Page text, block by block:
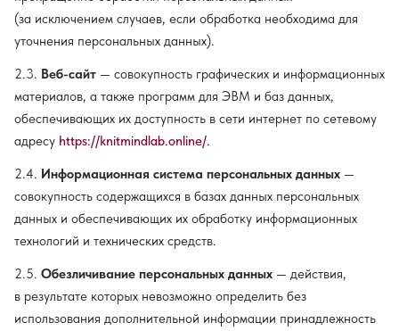
(за исключением случаев, если обработка необходима для
уточнения персональных данных).
2.3. Веб-сайт — совокупность графических и информационных
материалов, а также программ для ЭВМ и баз данных,
обеспечивающих их доступность в сети интернет по сетевому
адресу https://knitmindlab.online/.
2.4. Информационная система персональных данных —
совокупность содержащихся в базах данных персональных
данных и обеспечивающих их обработку информационных
технологий и технических средств.
2.5. Обезличивание персональных данных — действия,
в результате которых невозможно определить без
использования дополнительной информации принадлежность